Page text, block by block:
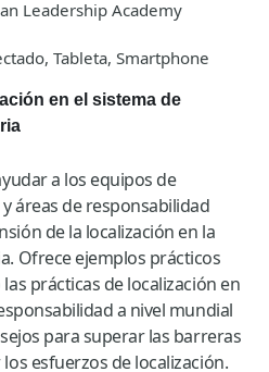
Leadership Academy
Tableta, Smartphone
en el sistema de
a los equipos de
áreas de responsabilidad
de la localización en la
Ofrece ejemplos prácticos
prácticas de localización en
a nivel mundial
para superar las barreras
esfuerzos de localización.